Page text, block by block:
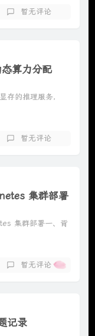
暂无评论
算力分配
的推理服务，
暂无评论
集群部署
集群部署一、背
暂无评论
记录